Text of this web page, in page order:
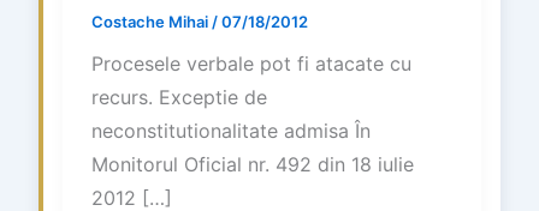
Costache Mihai /07/18/2012
Procesele verbale pot fi atacate cu
recurs. Exceptie de
neconstitutionalitate admisa În
Monitorul Oficial nr. 492 din 18 iulie
2012 […]